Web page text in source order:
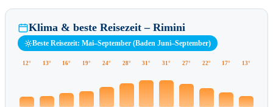
Klima & beste Reisezeit – Rimini
Beste Reisezeit: Mai–September (Baden Juni–September)
12° 13° 16° 19° 24° 28° 31° 31° 27° 22° 17° 13°